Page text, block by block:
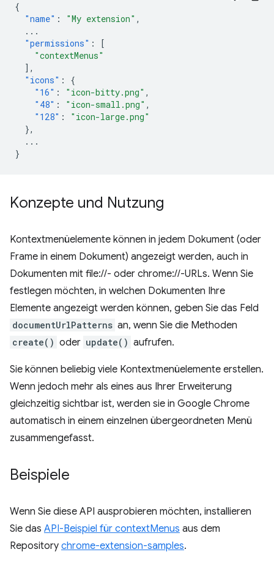
{
"name" : "My extension" ,
...
"permissions" :
[
"contextMenus"
],
"icons" :
{
"16" : "icon-bitty.png" ,
"48" : "icon-small.png" ,
"128" :
"icon-large.png"
},
...
}
Konzepte und Nutzung
Kontextmenüelemente können in jedem Dokument (oder
Frame in einem Dokument) angezeigt werden, auch in
Dokumenten mit file://- oder chrome://-URLs. Wenn Sie
festlegen möchten, in welchen Dokumenten Ihre
Elemente angezeigt werden können, geben Sie das Feld
documentUrlPatterns an, wenn Sie die Methoden
create() oder update() aufrufen.
Sie können beliebig viele Kontextmenüelemente erstellen.
Wenn jedoch mehr als eines aus Ihrer Erweiterung
gleichzeitig sichtbar ist, werden sie in Google Chrome
automatisch in einem einzelnen übergeordneten Menü
zusammengefasst.
Beispiele
Wenn Sie diese API ausprobieren möchten, installieren
Sie das API-Beispiel für contextMenus aus dem
Repository chrome-extension-samples.